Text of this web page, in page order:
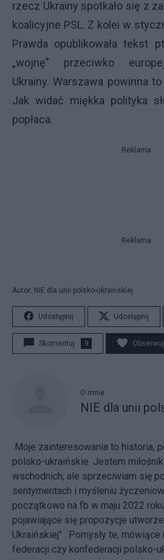
rzecz Ukrainy spotkało się z
koalicyjne PSL. Z kolei w
Prawda opublikowała tekst
„wojnę” przeciwko
Ukrainy. Warszawa powinna
Jak widać miękka polityka
popłaca.
Reklama
Reklama
Autor: NIE dla unii polsko-ukraińskiej
Udostępnij Udostępnij
Skomentuj 9
O mnie
NIE dla unii
Moje zainteresowania to historia,
polsko-ukraińskie. Jestem
wschodnich, ale sprzeciwiam się
sentymentach i myśleniu
początkowo na fb w maju 2022
pojawiające się propozycje
Ukraińskiej" . Pomysły te,
federacji czy konfederacji polsko-